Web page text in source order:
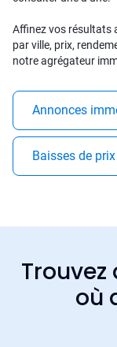
Affinez vos résultats
par ville, prix,
notre agrégateur
Annonces
Baisses de prix
où